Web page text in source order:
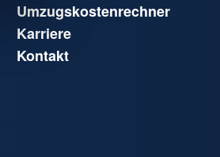
Umzugskostenrechner
Karriere
Kontakt